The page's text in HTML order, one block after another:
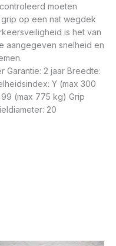
moeten
op een nat wegdek
is het van
aangegeven snelheid en
Garantie: 2 jaar Breedte:
Y (max 300
(max 775 kg) Grip
20